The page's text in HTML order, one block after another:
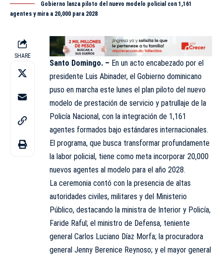
Gobierno lanza piloto del nuevo modelo policial con 1,161
agentes y mira a 20,000 para 2028
SHARE
Santo Domingo. – En un acto encabezado por el
presidente Luis Abinader, el Gobierno dominicano
puso en marcha este lunes el plan piloto del nuevo
modelo de prestación de servicio y patrullaje de la
Policía Nacional, con la integración de 1,161
agentes formados bajo estándares internacionales.
El programa, que busca transformar profundamente
la labor policial, tiene como meta incorporar 20,000
nuevos agentes al modelo para el año 2028.
La ceremonia contó con la presencia de altas
autoridades civiles, militares y del Ministerio
Público, destacando la ministra de Interior y Policía,
Faride Raful; el ministro de Defensa, teniente
general Carlos Luciano Díaz Morfa; la procuradora
general Jenny Berenice Reynoso; y el mayor general